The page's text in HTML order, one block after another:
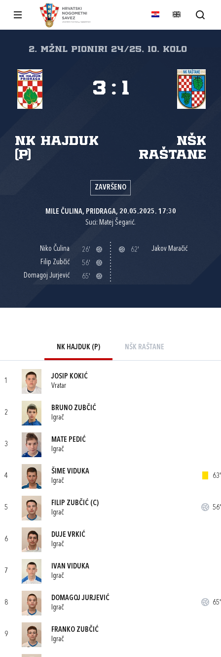
2. MŽNL PIONIRI 24/25, 10. kolo
NK Hajduk
(P)
NŠK
Raštane
3 : 1
ZAVRŠENO
MILE ČULINA, PRIDRAGA, 20.05.2025. 17:30
Suci: Matej Šegarić.
Niko Čulina
26'
Filip Zubčić
56'
Domagoj Jurjević
65'
62' Jakov Maračić
NK HAJDUK (P) NŠK RAŠTANE
1
JOSIP KOKIĆ
Vratar
2
BRUNO ZUBČIĆ
Igrač
3
MATE PEDIĆ
Igrač
4
ŠIME VIDUKA
Igrač
63'
5
FILIP ZUBČIĆ (C)
Igrač
56'
6
DUJE VRKIĆ
Igrač
7
IVAN VIDUKA
Igrač
8
DOMAGOJ JURJEVIĆ
Igrač
65'
9
FRANKO ZUBČIĆ
Igrač